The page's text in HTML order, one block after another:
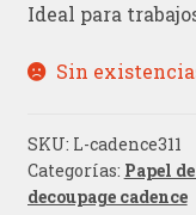
Ideal para
Sin
SKU: L-cadence311
Categorías: Papel
decoupage cadence